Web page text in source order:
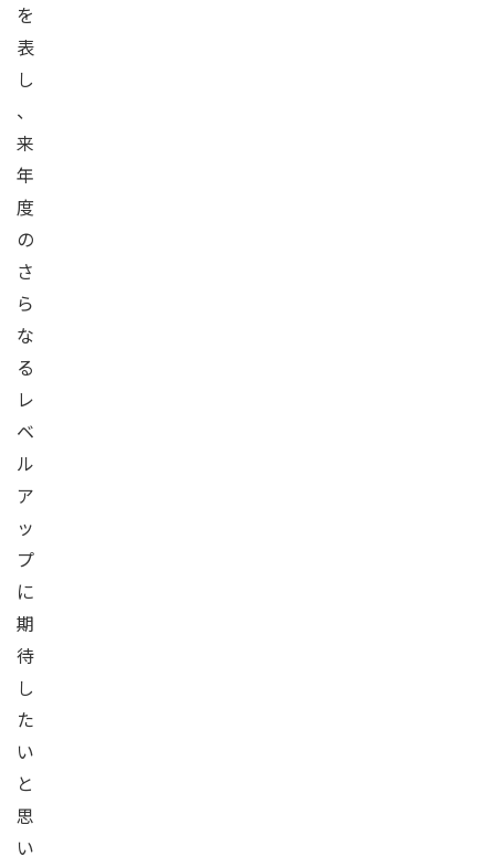
を
表
し
、
来
年
度
の
さ
ら
な
る
レ
ベ
ル
ア
ッ
プ
に
期
待
し
た
い
と
思
い